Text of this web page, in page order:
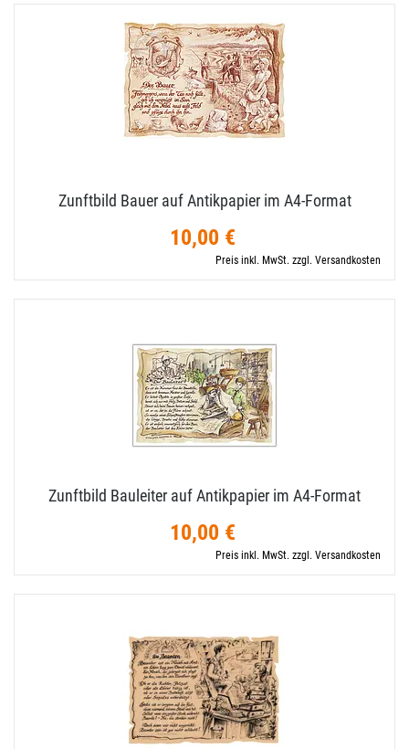
Zunftbild Bauer auf Antikpapier im A4-​Format
10,00 €
Preis inkl. MwSt. zzgl. Versandkosten
Zunftbild Bauleiter auf Antikpapier im A4-​Format
10,00 €
Preis inkl. MwSt. zzgl. Versandkosten